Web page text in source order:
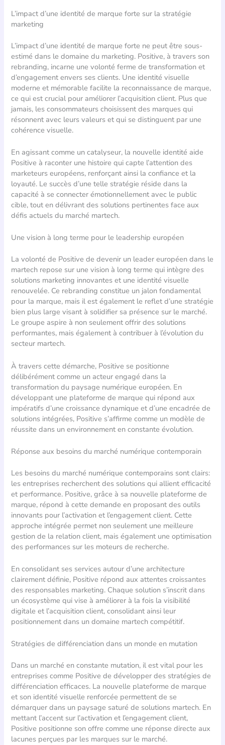
L’impact d’une identité de marque forte sur la stratégie
marketing
L’impact d’une identité de marque forte ne peut être sous-
estimé dans le domaine du marketing. Positive, à travers son
rebranding, incarne une volonté ferme de transformation et
d’engagement envers ses clients. Une identité visuelle
moderne et mémorable facilite la reconnaissance de marque,
ce qui est crucial pour améliorer l’acquisition client. Plus que
jamais, les consommateurs choisissent des marques qui
résonnent avec leurs valeurs et qui se distinguent par une
cohérence visuelle.
En agissant comme un catalyseur, la nouvelle identité aide
Positive à raconter une histoire qui capte l’attention des
marketeurs européens, renforçant ainsi la confiance et la
loyauté. Le succès d’une telle stratégie réside dans la
capacité à se connecter émotionnellement avec le public
cible, tout en délivrant des solutions pertinentes face aux
défis actuels du marché martech.
Une vision à long terme pour le leadership européen
La volonté de Positive de devenir un leader européen dans le
martech repose sur une vision à long terme qui intègre des
solutions marketing innovantes et une identité visuelle
renouvelée. Ce rebranding constitue un jalon fondamental
pour la marque, mais il est également le reflet d’une stratégie
bien plus large visant à solidifier sa présence sur le marché.
Le groupe aspire à non seulement offrir des solutions
performantes, mais également à contribuer à l’évolution du
secteur martech.
À travers cette démarche, Positive se positionne
délibérément comme un acteur engagé dans la
transformation du paysage numérique européen. En
développant une plateforme de marque qui répond aux
impératifs d’une croissance dynamique et d’une encadrée de
solutions intégrées, Positive s’affirme comme un modèle de
réussite dans un environnement en constante évolution.
Réponse aux besoins du marché numérique contemporain
Les besoins du marché numérique contemporains sont clairs:
les entreprises recherchent des solutions qui allient efficacité
et performance. Positive, grâce à sa nouvelle plateforme de
marque, répond à cette demande en proposant des outils
innovants pour l’activation et l’engagement client. Cette
approche intégrée permet non seulement une meilleure
gestion de la relation client, mais également une optimisation
des performances sur les moteurs de recherche.
En consolidant ses services autour d’une architecture
clairement définie, Positive répond aux attentes croissantes
des responsables marketing. Chaque solution s’inscrit dans
un écosystème qui vise à améliorer à la fois la visibilité
digitale et l’acquisition client, consolidant ainsi leur
positionnement dans un domaine martech compétitif.
Stratégies de différenciation dans un monde en mutation
Dans un marché en constante mutation, il est vital pour les
entreprises comme Positive de développer des stratégies de
différenciation efficaces. La nouvelle plateforme de marque
et son identité visuelle renforcée permettent de se
démarquer dans un paysage saturé de solutions martech. En
mettant l’accent sur l’activation et l’engagement client,
Positive positionne son offre comme une réponse directe aux
lacunes perçues par les marques sur le marché.